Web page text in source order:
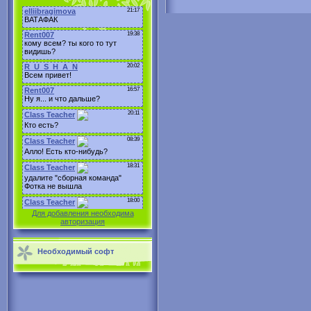
Для добавления необходима
авторизация
Необходимый софт